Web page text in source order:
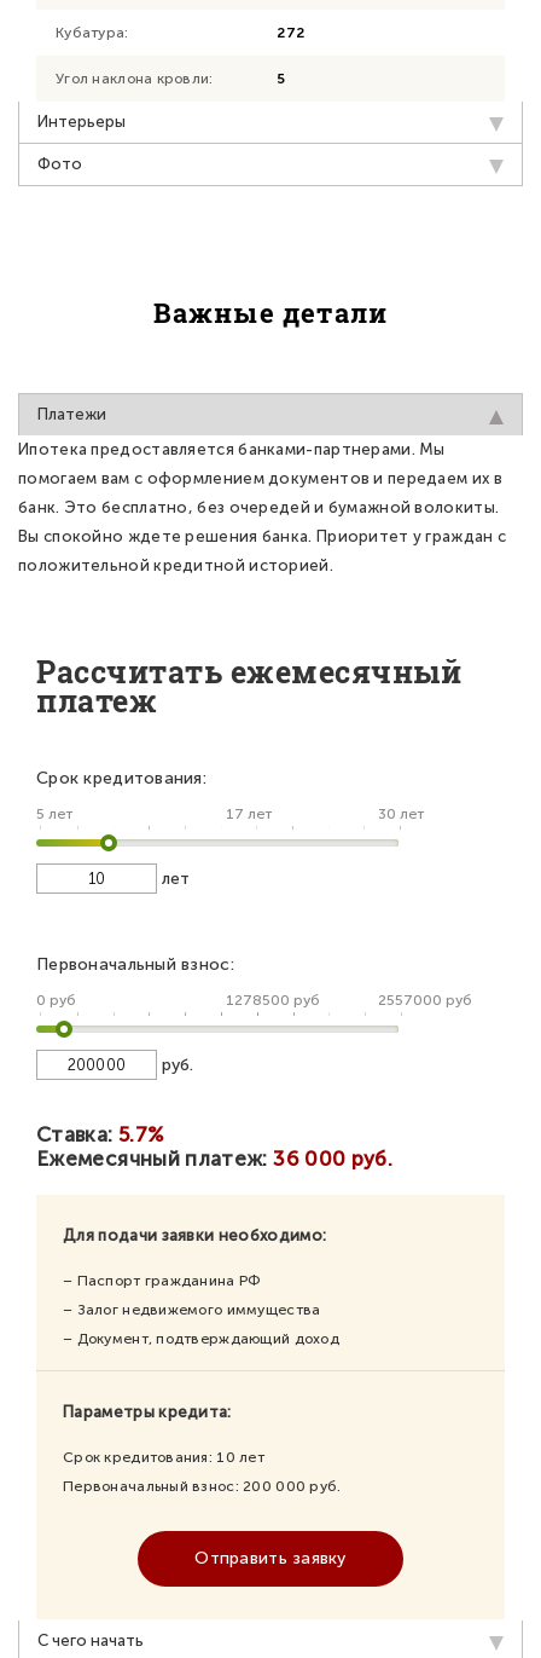
Кубатура: 272
Угол наклона кровли: 5
Интерьеры
Фото
Важные детали
Платежи
Ипотека предоставляется банками-партнерами. Мы
помогаем вам с оформлением документов и передаем их в
банк. Это бесплатно, без очередей и бумажной волокиты.
Вы спокойно ждете решения банка. Приоритет у граждан с
положительной кредитной историей.
Рассчитать ежемесячный
платеж
Срок кредитования:
5 лет 17 лет 30 лет
лет
Первоначальный взнос:
0 руб 1278500 руб 2557000 руб
руб.
Ставка: 5.7%
Ежемесячный платеж:36 000 руб.
Для подачи заявки необходимо:
– Паспорт гражданина РФ
– Залог недвижемого иммущества
– Документ, подтверждающий доход
Параметры кредита:
Срок кредитования: 10 лет
Первоначальный взнос: 200 000 руб.
Отправить заявку
С чего начать